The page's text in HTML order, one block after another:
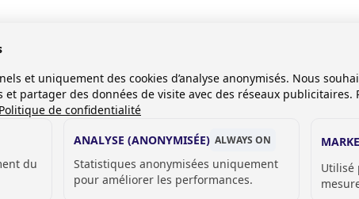
et uniquement des cookies d’analyse anonymisés. Nous
et partager des données de visite avec des réseaux publicitaires.
Politique de confidentialité
du
ANALYSE (ANONYMISÉE) ALWAYS ON
Statistiques anonymisées uniquement
pour améliorer les performances.
Utilisé